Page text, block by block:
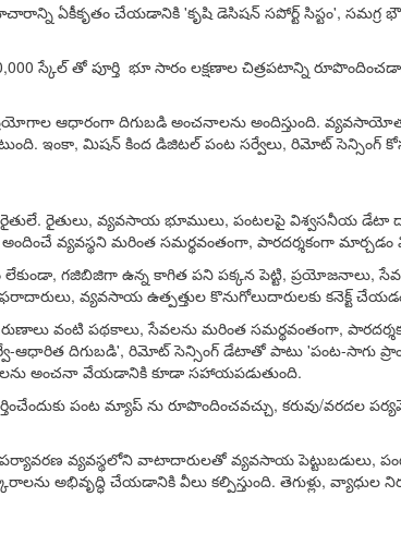
చేయడానికి 'కృషి డెసిషన్ సపోర్ట్ సిస్టం', సమగ్ర
స్కేల్‌ తో పూర్తి భూ సారం లక్షణాల చిత్రపటాన్ని
ఆధారంగా దిగుబడి అంచనాలను అందిస్తుంది.
ఇంకా, మిషన్ కింద డిజిటల్ పంట సర్వేలు, రిమోట్ సెన్సింగ్
రైతులు, వ్యవసాయ భూములు, పంటలపై విశ్వసనీయ
వ్యవస్థని మరింత సమర్థవంతంగా, పారదర్శకంగా మార్చడం
గజిబిజిగా ఉన్న కాగిత పని పక్కన పెట్టి, ప్రయోజనాలు,
వ్యవసాయ ఉత్పత్తుల కొనుగోలుదారులకు కనెక్ట్
వంటి పథకాలు, సేవలను మరింత సమర్థవంతంగా,
ఆధారిత దిగుబడి', రిమోట్ సెన్సింగ్ డేటాతో పాటు 'పంట-
అంచనా వేయడానికి కూడా సహాయపడుతుంది.
పంట మ్యాప్ ను రూపొందించవచ్చు, కరువు/వరదల
వ్యవస్థలోని వాటాదారులతో వ్యవసాయ పెట్టుబడులు, పంట
అభివృద్ధి చేయడానికి వీలు కల్పిస్తుంది. తెగుళ్లు,